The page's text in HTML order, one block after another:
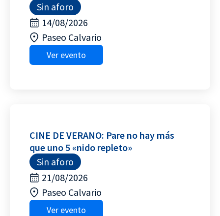
Sin aforo
14/08/2026
Paseo Calvario
Ver evento
CINE DE VERANO: Pare no hay más
que uno 5 «nido repleto»
Sin aforo
21/08/2026
Paseo Calvario
Ver evento